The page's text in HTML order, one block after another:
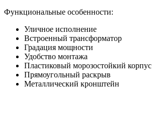
Функциональные особенности:
Уличное исполнение
Встроенный трансформатор
Градация мощности
Удобство монтажа
Пластиковый морозостойкий корпус
Прямоугольный раскрыв
Металлический кронштейн